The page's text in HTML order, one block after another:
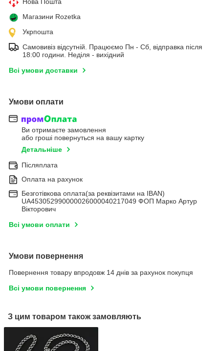
Магазини Rozetka
Укрпошта
Самовивіз відсутній. Працюємо Пн - Сб, відправка після
18:00 години. Неділя - вихідний
Всі умови доставки
Умови оплати
Ви отримаєте замовлення
або гроші повернуться на вашу картку
Детальніше
Післяплата
Оплата на рахунок
Безготівкова оплата(за реквізитами на IBAN)
UA453052990000026000040217049 ФОП Марко Артур
Вікторович
Всі умови оплати
Умови повернення
Повернення товару впродовж 14 днів за рахунок покупця
Всі умови повернення
З цим товаром також замовляють